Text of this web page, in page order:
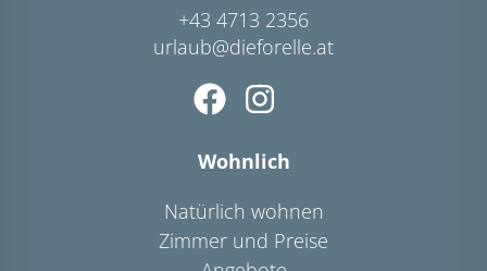
+43 4713 2356
urlaub@dieforelle.at
Wohnlich
Natürlich wohnen
Zimmer und Preise